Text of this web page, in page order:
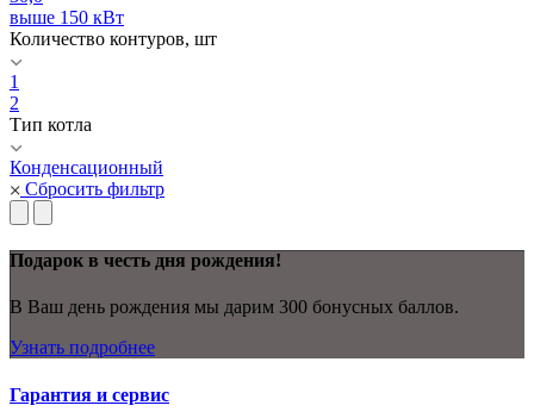
выше 150 кВт
Количество контуров, шт
1
2
Тип котла
Конденсационный
Сбросить фильтр
Подарок в честь дня рождения!
В Ваш день рождения мы дарим 300 бонусных баллов.
Узнать подробнее
Гарантия и сервис